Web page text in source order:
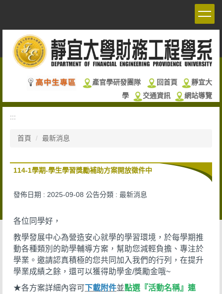
產官學研發團隊 回首頁
靜宜大
學
交通資訊 網站導覽
:::
首頁 最新消息
114-1學期-學生學習獎勵補助方案開放徵件中
發佈日期 : 2025-09-08 公告分類 : 最新消息
各位同學好，
教學發展中心為營造安心就學的學習環境，於每學期推
動各種類別的助學輔導方案，幫助您減輕負擔、專注於
學業。邀請認真積極的您共同加入我們的行列，在提升
學業成績之餘，還可以獲得助學金/獎勵金哦~
★各方案詳細內容可下載附件並點選『活動名稱』連